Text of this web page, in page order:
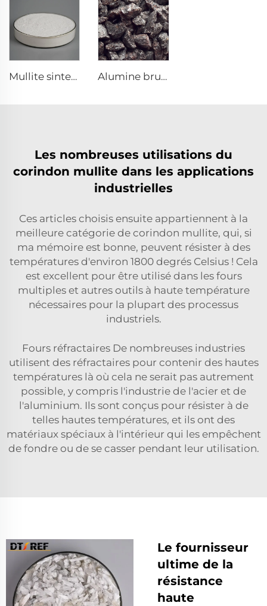
Mullite sinterisée Alumine brune fondue
Les nombreuses utilisations du
corindon mullite dans les applications
industrielles
Ces articles choisis ensuite appartiennent à la
meilleure catégorie de corindon mullite, qui, si
ma mémoire est bonne, peuvent résister à des
températures d'environ 1800 degrés Celsius ! Cela
est excellent pour être utilisé dans les fours
multiples et autres outils à haute température
nécessaires pour la plupart des processus
industriels.
Fours réfractaires De nombreuses industries
utilisent des réfractaires pour contenir des hautes
températures là où cela ne serait pas autrement
possible, y compris l'industrie de l'acier et de
l'aluminium. Ils sont conçus pour résister à de
telles hautes températures, et ils ont des
matériaux spéciaux à l'intérieur qui les empêchent
de fondre ou de se casser pendant leur utilisation.
Le fournisseur
ultime de la
résistance
haute